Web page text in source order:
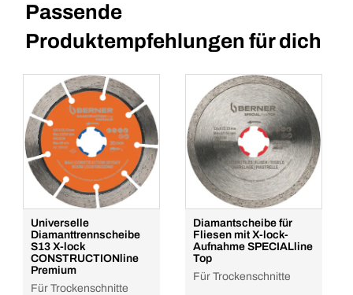
Passende
Produktempfehlungen für dich
Universelle
Diamanttrennscheibe
S13 X-lock
CONSTRUCTIONline
Premium
Für Trockenschnitte
Diamantscheibe für
Fliesen mit X-lock-
Aufnahme SPECIALline
Top
Für Trockenschnitte